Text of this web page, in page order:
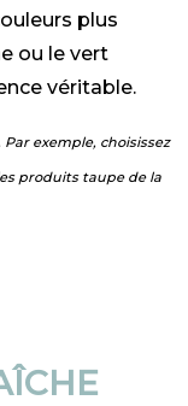
plus
ou le vert
véritable.
exemple, choisissez
produits taupe de la